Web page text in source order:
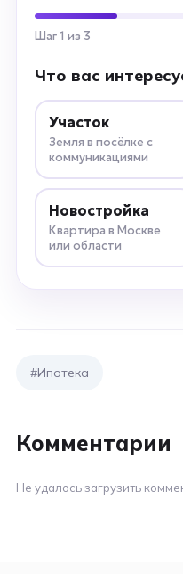
Шаг 1 из 3
Что вас
Участок
Земля в посёлке с
коммуникациями
Новостройка
Квартира в Москве
или области
#Ипотека
Комментарии
Не удалось загрузить